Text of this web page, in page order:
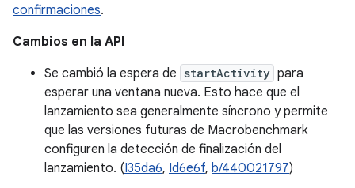
confirmaciones.
Cambios en la API
Se cambió la espera de startActivity para
esperar una ventana nueva. Esto hace que el
lanzamiento sea generalmente síncrono y permite
que las versiones futuras de Macrobenchmark
configuren la detección de finalización del
lanzamiento. (I35da6, Id6e6f, b/440021797)